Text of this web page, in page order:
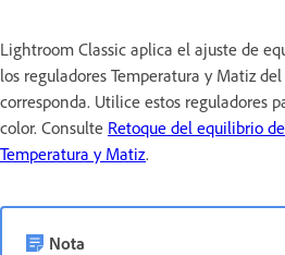
Lightroom Classic aplica el ajuste de
los reguladores Temperatura y Matiz
corresponda. Utilice estos reguladores
color. Consulte Retoque del equilibrio
Temperatura y Matiz.
Nota